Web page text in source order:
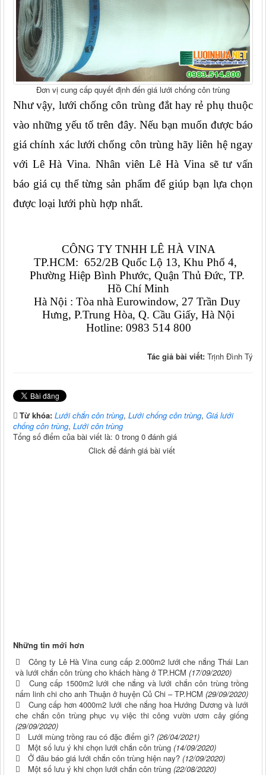
Đơn vị cung cấp quyết định đến giá lưới chống côn trùng
Như vậy, lưới chống côn trùng đắt hay rẻ phụ thuộc
vào những yếu tố trên đây. Nếu bạn muốn được báo
giá chính xác lưới chống côn trùng hãy liên hệ ngay
với Lê Hà Vina. Nhân viên Lê Hà Vina sẽ tư vấn
báo giá cụ thể từng sản phẩm để giúp bạn lựa chọn
được loại lưới phù hợp nhất.
CÔNG TY TNHH LÊ HÀ VINA
TP.HCM:  652/2B Quốc Lộ 13, Khu Phố 4,
Phường Hiệp Bình Phước, Quận Thủ Đức, TP.
Hồ Chí Minh
Hà Nội : Tòa nhà Eurowindow, 27 Trần Duy
Hưng, P.Trung Hòa, Q. Cầu Giấy, Hà Nội
Hotline: 0983 514 800
Tác giả bài viết: Trịnh Đình Tý
Từ khóa: Lưới chắn côn trùng, Lưới chống côn trùng, Giá lưới
chống côn trùng, Lưới côn trùng
Tổng số điểm của bài viết là: 0 trong 0 đánh giá
Click để đánh giá bài viết
Những tin mới hơn
Công ty Lê Hà Vina cung cấp 2.000m2 lưới che nắng Thái Lan
và lưới chắn côn trùng cho khách hàng ở TP.HCM (17/09/2020)
Cung cấp 1500m2 lưới che nắng và lưới chắn côn trùng trồng
nấm linh chi cho anh Thuận ở huyện Củ Chi – TP.HCM (29/09/2020)
Cung cấp hơn 4000m2 lưới che nắng hoa Hướng Dương và lưới
che chắn côn trùng phục vụ việc thi công vườn ươm cây giống
(29/09/2020)
Lưới mùng trồng rau có đặc điểm gì? (26/04/2021)
Một số lưu ý khi chọn lưới chắn côn trùng (14/09/2020)
Ở đâu báo giá lưới chắn côn trùng hiện nay? (12/09/2020)
Một số lưu ý khi chọn lưới chắn côn trùng (22/08/2020)